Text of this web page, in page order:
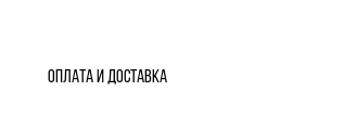
Оплата и доставка